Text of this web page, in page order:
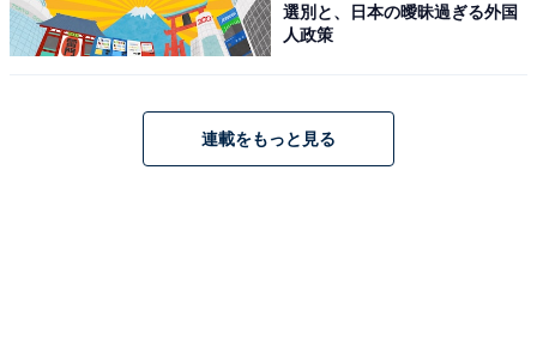
公園の外周には長く平坦な道が整備されており、散歩や
ジョギングにも最適。冬季にはソリ滑りやスキーができ
「障害者用駐車スペース」と「身障者対応トイレ」が整
選別と、日本の曖昧過ぎる外国
人政策
連載をもっと見る